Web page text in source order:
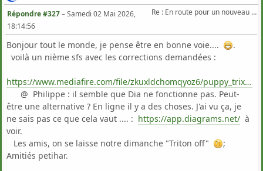
Re : En route pour un nouveau Triton .
Répondre #327–Samedi 02 Mai 2026,
18:14:56
Bonjour tout le monde, je pense être en bonne voie....
.
voilà un nième sfs avec les corrections demandées :
https://www.mediafire.com/file/zkuxldchomqyoz6/puppy_trixiepup64_11.2.sfs/file
@ Philippe : il semble que Dia ne fonctionne pas. Peut-
être une alternative ? En ligne il y a des choses. J'ai vu ça, je
ne sais pas ce que cela vaut .... : https://app.diagrams.net/ à
voir.
Les amis, on se laisse notre dimanche "Triton off"
;
Amitiés petihar.